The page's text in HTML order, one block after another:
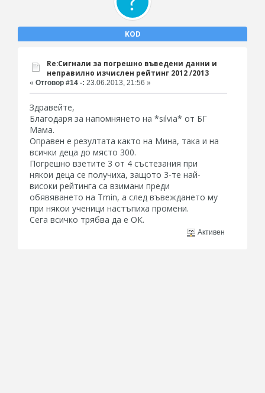
KOD
Re:Сигнали за погрешно въведени данни и
неправилно изчислен рейтинг 2012 /2013
« Отговор #14 -: 23.06.2013, 21:56 »
Здравейте,
Благодаря за напомнянето на *silvia* от БГ
Мама.
Оправен е резултата както на Мина, така и на
всички деца до място 300.
Погрешно взетите 3 от 4 състезания при
някои деца се получиха, защото 3-те най-
високи рейтинга са взимани преди
обявяването на Tmin, а след въвеждането му
при някои ученици настъпиха промени.
Сега всичко трябва да е ОК.
Активен